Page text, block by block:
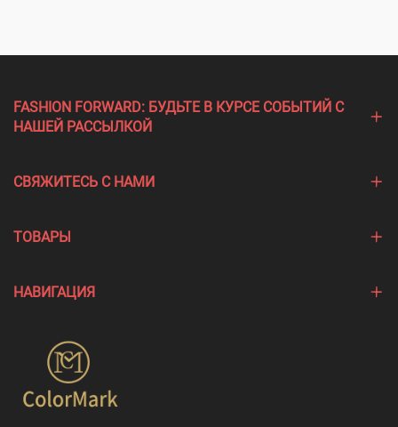
FASHION FORWARD: БУДЬТЕ В КУРСЕ СОБЫТИЙ С
НАШЕЙ РАССЫЛКОЙ
СВЯЖИТЕСЬ С НАМИ
ТОВАРЫ
НАВИГАЦИЯ